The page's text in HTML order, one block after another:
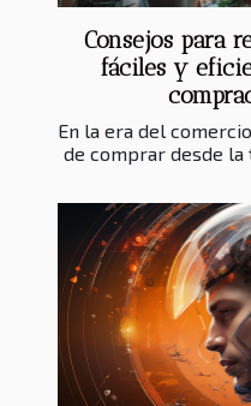
Consejos para
fáciles y
En la era del
de comprar desde la